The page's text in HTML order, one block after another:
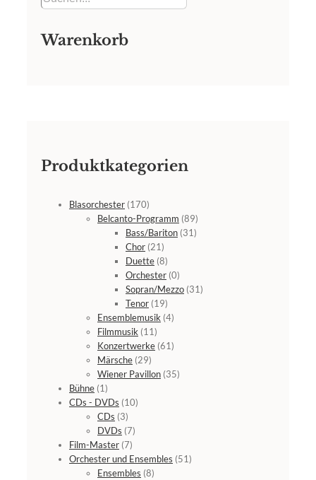
Produktkategorien
Blasorchester (170)
Belcanto-Programm (89)
Bass/Bariton (31)
Chor (21)
Duette (8)
Orchester (0)
Sopran/Mezzo (31)
Tenor (19)
Ensemblemusik (4)
Filmmusik (11)
Konzertwerke (61)
Märsche (29)
Wiener Pavillon (35)
Bühne (1)
CDs - DVDs (10)
CDs (3)
DVDs (7)
Film-Master (7)
Orchester und Ensembles (51)
Ensembles (8)
Warenkorb